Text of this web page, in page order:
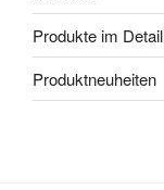
Produkte im Detail
Produktneuheiten